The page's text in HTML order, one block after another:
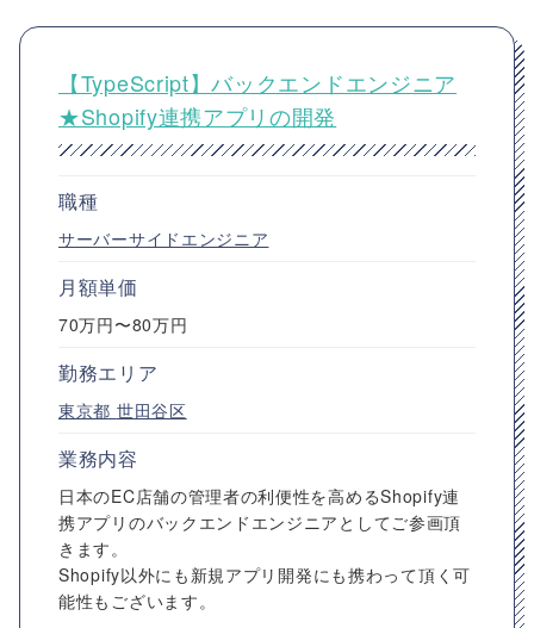
【TypeScript】バックエンドエンジニア
★Shopify連携アプリの開発
職種
サーバーサイドエンジニア
月額単価
70万円〜80万円
勤務エリア
東京都 世田谷区
業務内容
日本のEC店舗の管理者の利便性を高めるShopify連
携アプリのバックエンドエンジニアとしてご参画頂
きます。
Shopify以外にも新規アプリ開発にも携わって頂く可
能性もございます。